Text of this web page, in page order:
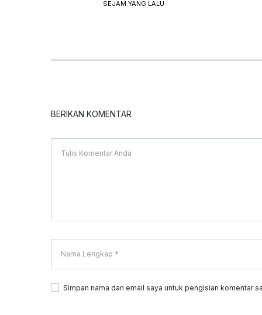
SEJAM YANG LALU
BERIKAN KOMENTAR
Simpan nama dan email saya untuk pengisian komentar